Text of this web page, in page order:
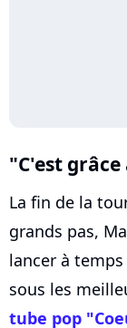
"C'est grâce
La fin de la
grands pas,
lancer à
sous les
tube pop